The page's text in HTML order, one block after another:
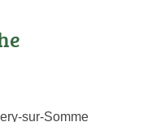
sur-Somme